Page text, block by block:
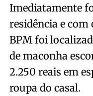
Imediatamente
residência e com
BPM foi
de maconha
2.250 reais em
roupa do casal.